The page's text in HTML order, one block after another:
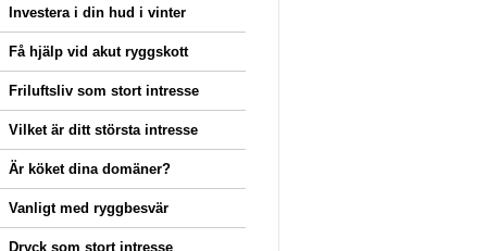
Investera i din hud i vinter
Få hjälp vid akut ryggskott
Friluftsliv som stort intresse
Vilket är ditt största intresse
Är köket dina domäner?
Vanligt med ryggbesvär
Dryck som stort intresse